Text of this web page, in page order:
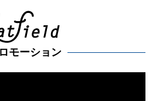
モーション